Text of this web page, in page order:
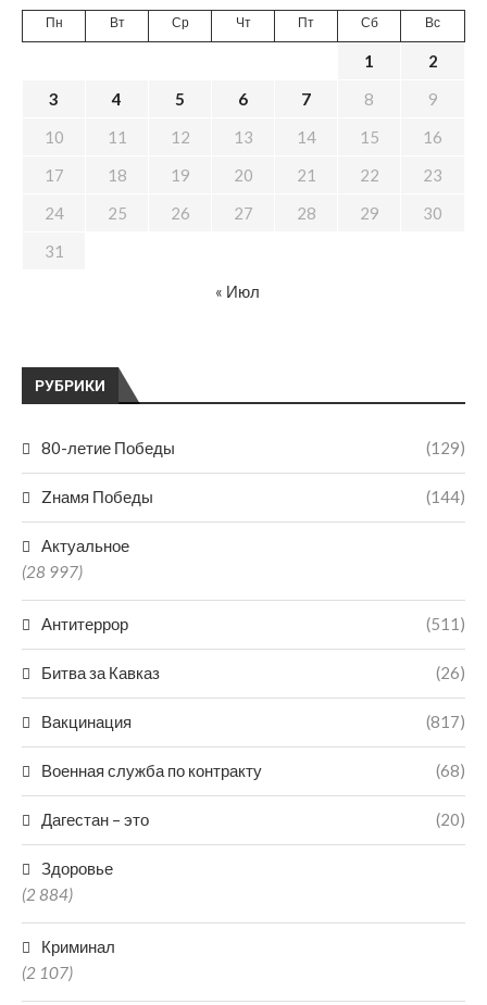
РУБРИКИ
80-летие Победы (129)
Zнамя Победы (144)
Актуальное
(28 997)
Антитеррор (511)
Битва за Кавказ (26)
Вакцинация (817)
Военная служба по контракту (68)
Дагестан – это (20)
Здоровье
(2 884)
Криминал
(2 107)
Пн Вт Ср Чт Пт Сб Вс
1
2
3
4 5 6 7 8
9
10
11 12 13 14 15
16
17
18 19 20 21 22
23
24
25 26 27 28 29
30
31
« Июл